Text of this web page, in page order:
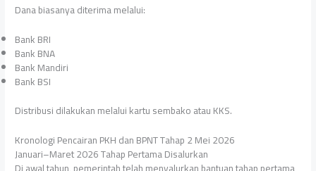
Dana biasanya diterima melalui:
Bank BRI
Bank BNA
Bank Mandiri
Bank BSI
Distribusi dilakukan melalui kartu sembako atau KKS.
Kronologi Pencairan PKH dan BPNT Tahap 2 Mei 2026
Januari–Maret 2026 Tahap Pertama Disalurkan